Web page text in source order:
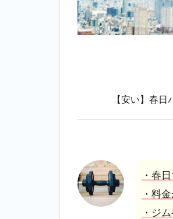
【安い】春
・春
・料
・ジ